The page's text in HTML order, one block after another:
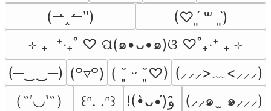
(⇀‸↼‶)
(♡ˊ͈ ꒳ ˋ͈)
⊹ ₊  ⁺‧₊˚ ♡ ପ(๑•ᴗ•๑)ଓ ♡˚₊‧⁺ ₊ ⊹
(─‿‿─) (꒪▿꒪) ( ˘͈ ᵕ ˘͈♡) (⸝⸝⸝>﹏<⸝⸝⸝)
（˶′◡‵˶）
꒰ᐢ. .ᐢ꒱
(⸝⸝๑  ̫ ๑⸝⸝⸝)